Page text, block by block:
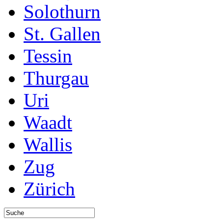
Solothurn
St. Gallen
Tessin
Thurgau
Uri
Waadt
Wallis
Zug
Zürich